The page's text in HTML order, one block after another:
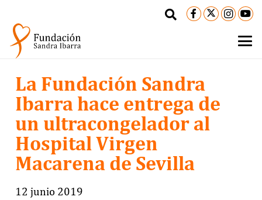
La Fundación Sandra
Ibarra hace entrega de
un ultracongelador al
Hospital Virgen
Macarena de Sevilla
12 junio 2019